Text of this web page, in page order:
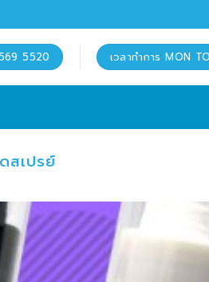
5520 เวลาทำการ MON
สเปรย์